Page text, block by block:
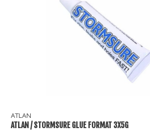
ATLAN
ATLAN / STORMSURE GLUE FORMAT 3X5G